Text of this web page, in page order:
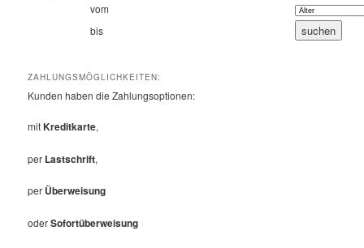
vom
bis
ZAHLUNGSMÖGLICHKEITEN:
Kunden haben die Zahlungsoptionen:
mitKreditkarte,
per Lastschrift,
per Überweisung
oderSofortüberweisung